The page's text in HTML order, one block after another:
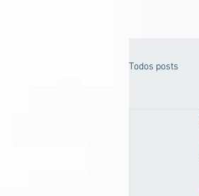
Todos posts